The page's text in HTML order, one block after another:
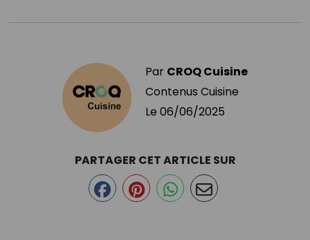
Par CROQ Cuisine
Contenus Cuisine
Le 06/06/2025
PARTAGER CET ARTICLE SUR